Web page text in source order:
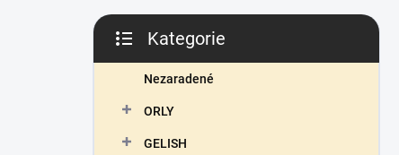
P
s
kategorie
Kategorie
Nezaradené
ORLY
GELISH